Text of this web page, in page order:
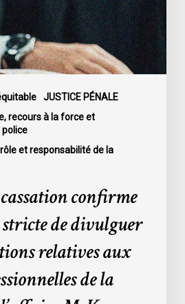
JUSTICE PÉNALE
recours à la force et
police
et responsabilité de la
confirme
de divulguer
relatives aux
de la